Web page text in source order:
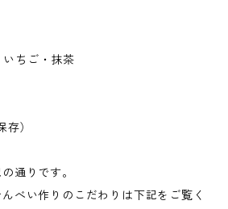
ちご・抹茶
）
通りです。
べい作りのこだわりは下記をご覧く